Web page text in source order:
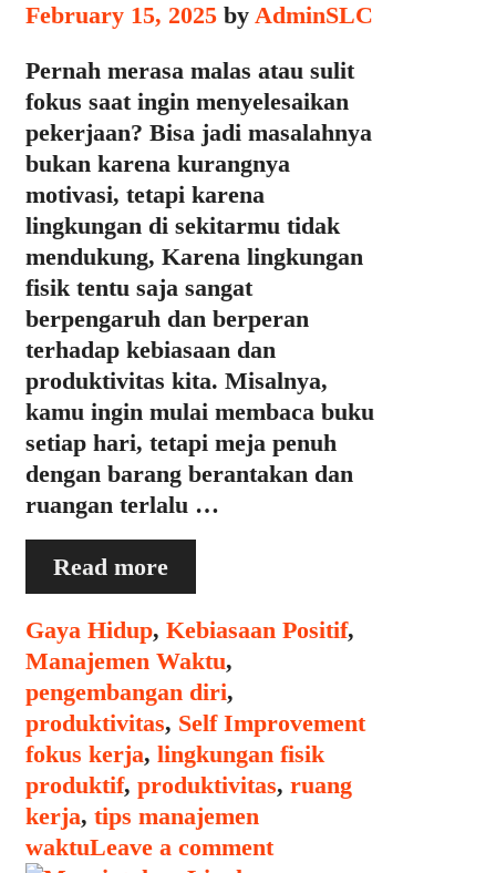
February 15, 2025 by AdminSLC
Pernah merasa malas atau sulit
fokus saat ingin menyelesaikan
pekerjaan? Bisa jadi masalahnya
bukan karena kurangnya
motivasi, tetapi karena
lingkungan di sekitarmu tidak
mendukung, Karena lingkungan
fisik tentu saja sangat
berpengaruh dan berperan
terhadap kebiasaan dan
produktivitas kita. Misalnya,
kamu ingin mulai membaca buku
setiap hari, tetapi meja penuh
dengan barang berantakan dan
ruangan terlalu …
Read moreTips
Membuat
Lingkungan
Fisik
yang
Memacu
Aksi
Categories
Gaya Hidup, Kebiasaan Positif,
Manajemen Waktu,
pengembangan diri,
produktivitas, Self ImprovementTags
fokus kerja, lingkungan fisik
produktif, produktivitas, ruang
kerja, tips manajemen
waktuLeave a comment